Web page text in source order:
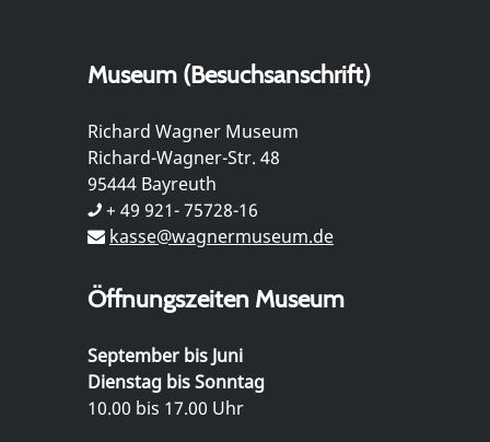
Museum (Besuchsanschrift)
Richard Wagner Museum
Richard-Wagner-Str. 48
95444 Bayreuth
+ 49 921- 75728-16
kasse@wagnermuseum.de
Öffnungszeiten Museum
September bis Juni
Dienstag bis Sonntag
10.00 bis 17.00 Uhr